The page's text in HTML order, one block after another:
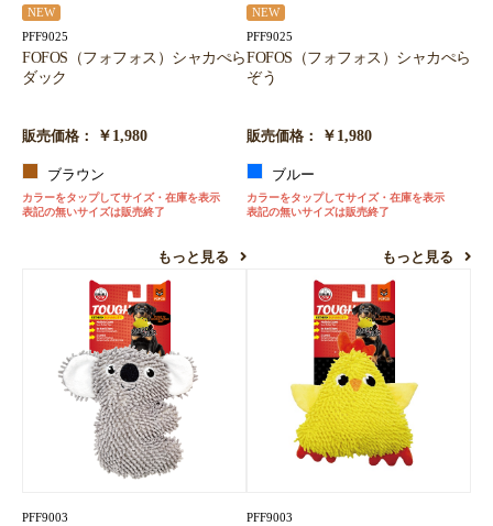
NEW
PFF9025
FOFOS（フォフォス）シャカぺら
ダック
販売価格： ￥1,980
ブラウン
カラーをタップしてサイズ・在庫を表示
表記の無いサイズは販売終了
もっと見る
NEW
PFF9025
FOFOS（フォフォス）シャカぺら
ぞう
販売価格： ￥1,980
ブルー
カラーをタップしてサイズ・在庫を表示
表記の無いサイズは販売終了
もっと見る
PFF9003 PFF9003